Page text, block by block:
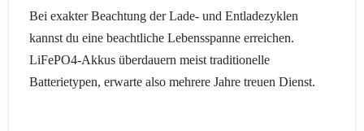
Bei exakter Beachtung der Lade- und Entladezyklen
kannst du eine beachtliche Lebensspanne erreichen.
LiFePO4-Akkus überdauern meist traditionelle
Batterietypen, erwarte also mehrere Jahre treuen Dienst.